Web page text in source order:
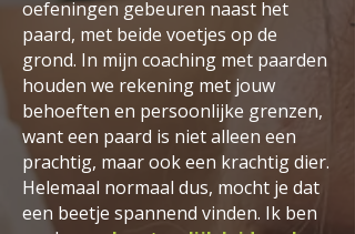
oefeningen gebeuren naast het
paard, met beide voetjes op de
grond. In mijn coaching met paarden
houden we rekening met jouw
behoeften en persoonlijke grenzen,
want een paard is niet alleen een
prachtig, maar ook een krachtig dier.
Helemaal normaal dus, mocht je dat
een beetje spannend vinden. Ik ben